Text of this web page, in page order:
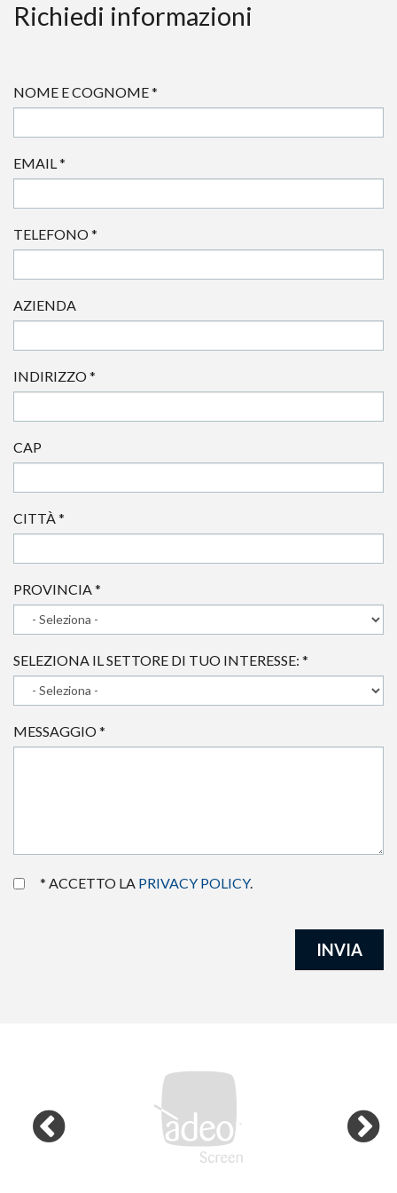
Richiedi informazioni
NOME E COGNOME*
EMAIL *
TELEFONO*
AZIENDA
INDIRIZZO*
CAP
CITTÀ *
PROVINCIA *
SELEZIONA IL SETTORE DI TUO INTERESSE: *
MESSAGGIO*
* ACCETTO LA PRIVACY POLICY.
INVIA